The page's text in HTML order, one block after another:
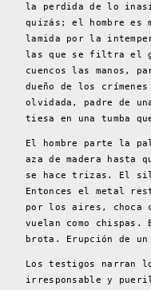
la perdida de lo
quizás; el hombre es
lamida por la
las que se filtra el
cuencos las manos,
dueño de los
olvidada, padre de
tiesa en una tumba
El hombre parte la
aza de madera
se hace trizas. El
Entonces el metal
por los aires,
vuelan como
brota. Erupción de
Los testigos narran
irresponsable y